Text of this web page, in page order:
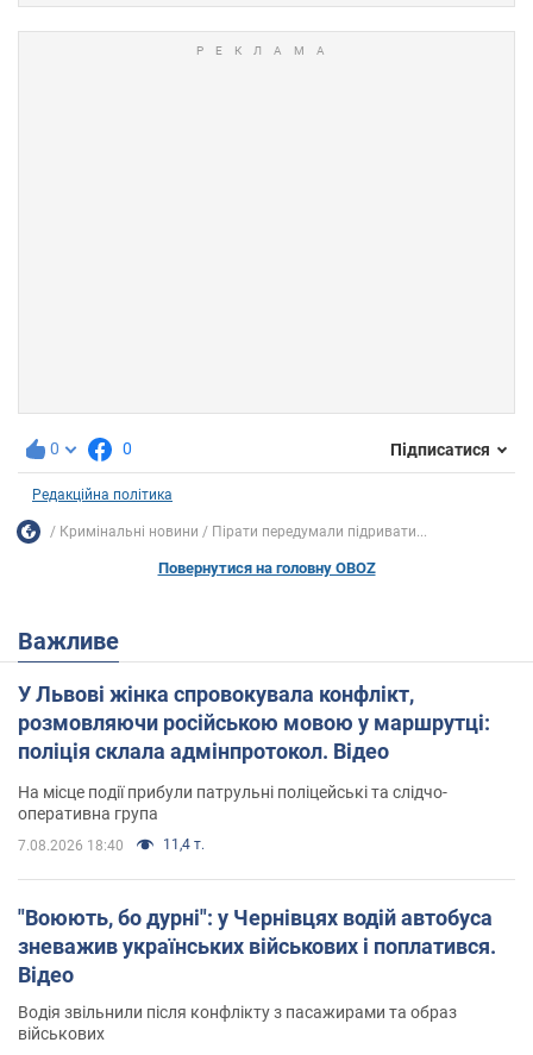
0 0 Підписатися
Редакційна політика
Кримінальні новини Пірати передумали підривати...
Повернутися на головну OBOZ
Важливе
У Львові жінка спровокувала конфлікт,
розмовляючи російською мовою у маршрутці:
поліція склала адмінпротокол. Відео
На місце події прибули патрульні поліцейські та слідчо-
оперативна група
7.08.2026 18:40 11,4 т.
"Воюють, бо дурні": у Чернівцях водій автобуса
зневажив українських військових і поплатився.
Відео
Водія звільнили після конфлікту з пасажирами та образ
військових